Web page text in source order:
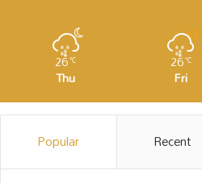
26℃
Thu
26℃
Fri
Popular Recent